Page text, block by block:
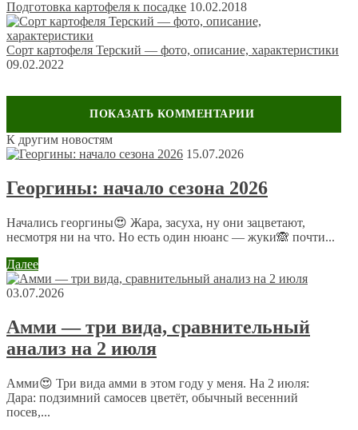
Подготовка картофеля к посадке 10.02.2018
Сорт картофеля Терский — фото, описание, характеристики
09.02.2022
Оставить комментарий
Ваш адрес email не будет опубликован.
Обязательные поля
помечены*
Комментарий*
Имя*
Email*
Сайт
К другим новостям
15.07.2026
Георгины: начало сезона 2026
Начались георгины😍 Жара, засуха, ну они зацветают,
несмотря ни на что. Но есть один нюанс — жуки🙈 почти...
Далее
03.07.2026
Амми — три вида, сравнительный
анализ на 2 июля
Амми😍 Три вида амми в этом году у меня. На 2 июля:
Дара: подзимний самосев цветёт, обычный весенний
посев,...